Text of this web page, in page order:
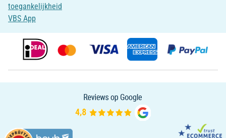
toegankelijkheid
VBS App